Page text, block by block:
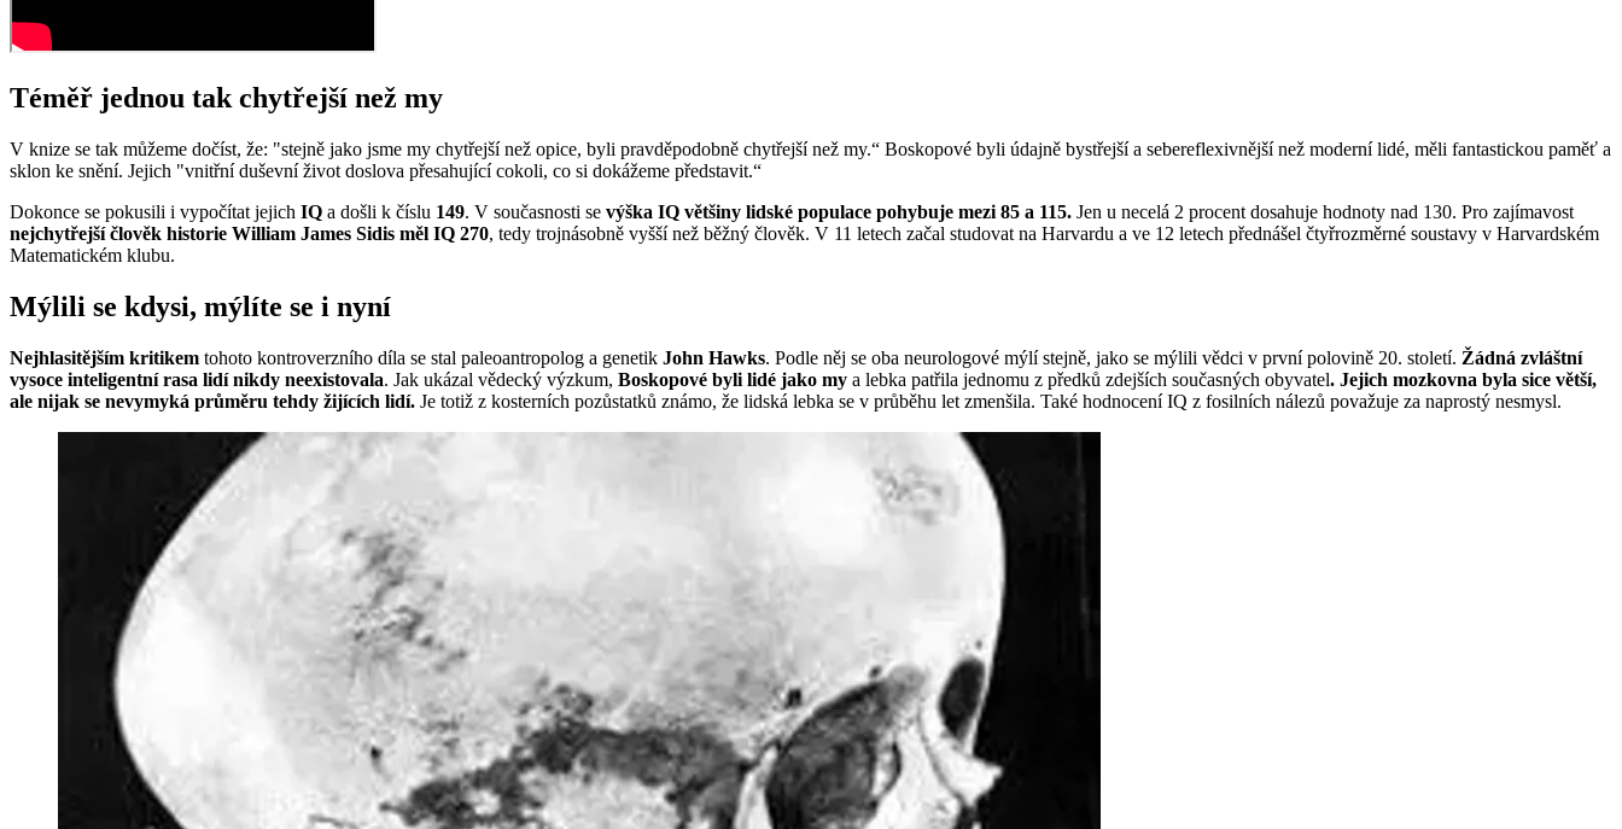
Téměř jednou tak chytřejší než my
V knize se tak můžeme dočíst, že: "stejně jako jsme my chytřejší než opice, byli pravděpodobně chytřejší než my.“ Boskopové byli údajně bystřejší a sebereflexivnější než moderní lidé, měli fantastickou paměť a
sklon ke snění. Jejich "vnitřní duševní život doslova přesahující cokoli, co si dokážeme představit.“
Dokonce se pokusili i vypočítat jejich IQ a došli k číslu 149. V současnosti se výška IQ většiny lidské populace pohybuje mezi 85 a 115. Jen u necelá 2 procent dosahuje hodnoty nad 130. Pro zajímavost
nejchytřejší člověk historie William James Sidis měl IQ 270, tedy trojnásobně vyšší než běžný člověk. V 11 letech začal studovat na Harvardu a ve 12 letech přednášel čtyřrozměrné soustavy v Harvardském
Matematickém klubu.
Mýlili se kdysi, mýlíte se i nyní
Nejhlasitějším kritikem tohoto kontroverzního díla se stal paleoantropolog a genetik John Hawks. Podle něj se oba neurologové mýlí stejně, jako se mýlili vědci v první polovině 20. století. Žádná zvláštní
vysoce inteligentní rasa lidí nikdy neexistovala. Jak ukázal vědecký výzkum, Boskopové byli lidé jako my a lebka patřila jednomu z předků zdejších současných obyvatel. Jejich mozkovna byla sice větší,
ale nijak se nevymyká průměru tehdy žijících lidí. Je totiž z kosterních pozůstatků známo, že lidská lebka se v průběhu let zmenšila. Také hodnocení IQ z fosilních nálezů považuje za naprostý nesmysl.